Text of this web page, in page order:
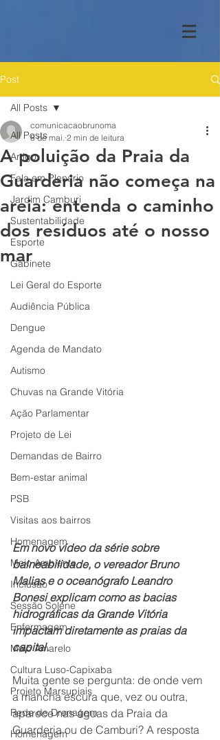
Post
All Posts
Artigo
Fala em Plenário
Jardim Camburi
Sustentabilidade
Esporte
Gabinete
Lei Geral do Esporte
Audiência Pública
Dengue
Agenda de Mandato
Autismo
Chuvas na Grande Vitória
Ação Parlamentar
Projeto de Lei
Demandas de Bairro
Bem-estar animal
PSB
Visitas aos bairros
Homenagem
Meio Ambiente
Inclusão
Sessão Solene
Enfermagem
Maio Amarelo
Cultura Luso-Capixaba
Projeto Marsupiais
Rede de Drenagem
Homenagem
All Posts
A poluição da Praia da
Guarderia não começa na
areia: entenda o caminho
dos resíduos até o nosso
mar
comunicacaobrunoma
8 de mai. 2 min de leitura
Em novo vídeo da série sobre
balneabilidade, o vereador Bruno
Malias e o oceanógrafo Leandro
Bonesi explicam como as bacias
hidrográficas da Grande Vitória
impactam diretamente as praias da
capital.
Muita gente se pergunta: de onde vem
a mancha escura que, vez ou outra,
aparece nas águas da Praia da
Guarderia ou de Camburi? A resposta